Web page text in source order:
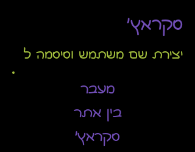
סקראץ'
יצירת שם משתמש וסיסמה ל
מעבר
בין אתר
סקראץ'